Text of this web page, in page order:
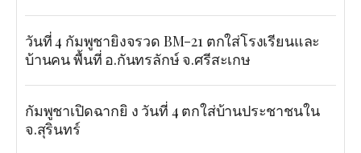
วันที่ 4 กัมพูชายิงจรวด BM-21 ตกใส่โรงเรียนและ
บ้านคน พื้นที่ อ.กันทรลักษ์ จ.ศรีสะเกษ
กัมพูชาเปิดฉากยิ ง วันที่ 4 ตกใส่บ้านประชาชนใน
จ.สุรินทร์